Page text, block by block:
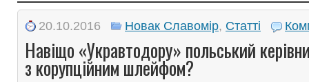
20.10.2016 Новак Славомір, Статті
Навіщо «Укравтодору» польський
з корупційним шлейфом?